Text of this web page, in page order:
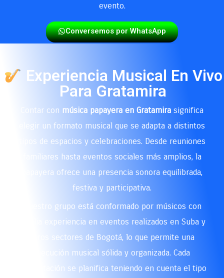
evento.
Conversemos por WhatsApp
Experiencia Musical En Vivo
Para Gratamira
Contar con música papayera en Gratamira significa
elegir un formato musical que se adapta a distintos
tipos de espacios y celebraciones. Desde reuniones
familiares hasta eventos sociales más amplios, la
papayera ofrece una presencia sonora equilibrada,
festiva y participativa.
Nuestro grupo está conformado por músicos con
amplia experiencia en eventos realizados en Suba y
otros sectores de Bogotá, lo que permite una
ejecución musical sólida y organizada. Cada
presentación se planifica teniendo en cuenta el tipo